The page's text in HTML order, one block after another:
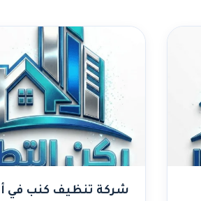
شركة تنظيف كنب في